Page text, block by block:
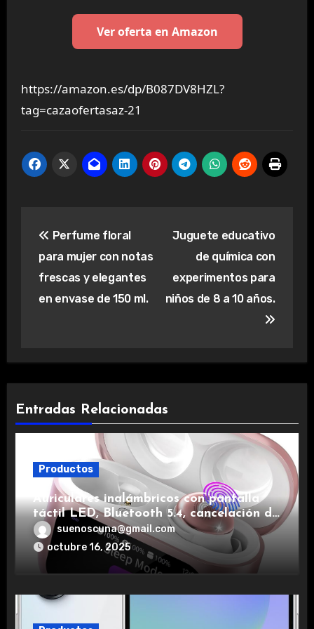
Ver oferta en Amazon
https://amazon.es/dp/B087DV8HZL?
tag=cazaofertasaz-21
de
entradas
Perfume floral
para mujer con notas
frescas y elegantes
en envase de 150 ml.
Juguete educativo
de química con
experimentos para
niños de 8 a 10 años.
Entradas Relacionadas
Productos
Auriculares inalámbricos con pantalla
táctil LED, Bluetooth 5.4, cancelación de
ruido, impermeables y de larga duración.
suenoscuna@gmail.com
octubre 16, 2025